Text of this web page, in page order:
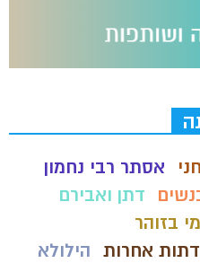
אסתר רבי נחמון
דתן ואבירם
בזוהר
אחרות הילולא